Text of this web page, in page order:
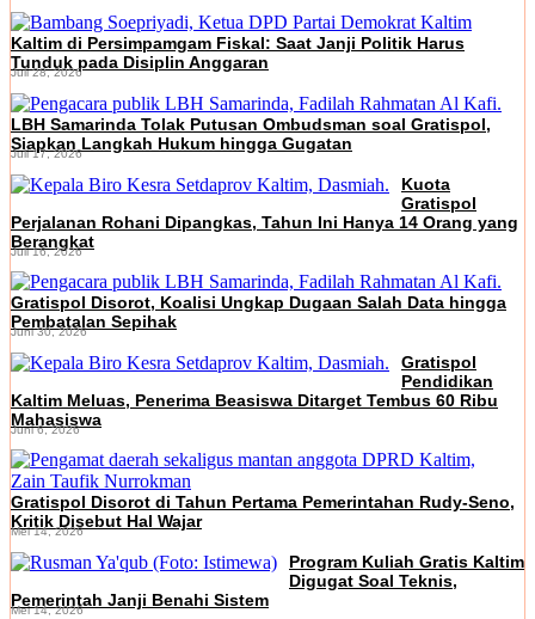
Kaltim di Persimpamgam Fiskal: Saat Janji Politik Harus
Tunduk pada Disiplin Anggaran
Juli 28, 2026
LBH Samarinda Tolak Putusan Ombudsman soal Gratispol,
Siapkan Langkah Hukum hingga Gugatan
Juli 17, 2026
Kuota
Gratispol
Perjalanan Rohani Dipangkas, Tahun Ini Hanya 14 Orang yang
Berangkat
Juli 16, 2026
Gratispol Disorot, Koalisi Ungkap Dugaan Salah Data hingga
Pembatalan Sepihak
Juni 30, 2026
Gratispol
Pendidikan
Kaltim Meluas, Penerima Beasiswa Ditarget Tembus 60 Ribu
Mahasiswa
Juni 6, 2026
Gratispol Disorot di Tahun Pertama Pemerintahan Rudy-Seno,
Kritik Disebut Hal Wajar
Mei 14, 2026
Program Kuliah Gratis Kaltim
Digugat Soal Teknis,
Pemerintah Janji Benahi Sistem
Mei 14, 2026